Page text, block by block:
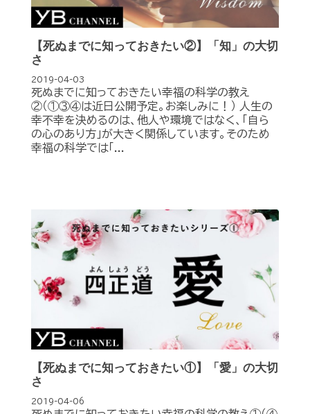
【死ぬまでに知っておきたい②】「知」の大切
さ
2019-04-03
死ぬまでに知っておきたい幸福の科学の教え
②（①③④は近日公開予定。お楽しみに！） 人生の
幸不幸を決めるのは、他人や環境ではなく、「自ら
の心のあり方」が大きく関係しています。そのため
幸福の科学では「...
【死ぬまでに知っておきたい①】「愛」の大切
さ
2019-04-06